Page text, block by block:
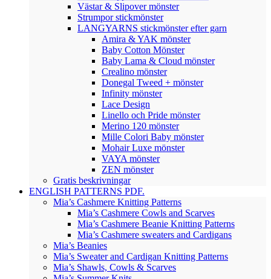
Västar & Slipover mönster
Strumpor stickmönster
LANGYARNS stickmönster efter garn
Amira & YAK mönster
Baby Cotton Mönster
Baby Lama & Cloud mönster
Crealino mönster
Donegal Tweed + mönster
Infinity mönster
Lace Design
Linello och Pride mönster
Merino 120 mönster
Mille Colori Baby mönster
Mohair Luxe mönster
VAYA mönster
ZEN mönster
Gratis beskrivningar
ENGLISH PATTERNS PDF.
Mia’s Cashmere Knitting Patterns
Mia’s Cashmere Cowls and Scarves
Mia’s Cashmere Beanie Knitting Patterns
Mia’s Cashmere sweaters and Cardigans
Mia’s Beanies
Mia’s Sweater and Cardigan Knitting Patterns
Mia’s Shawls, Cowls & Scarves